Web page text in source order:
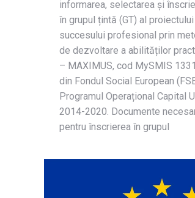
informarea, selectarea și
în grupul țintă (GT) al
succesului profesional prin
de dezvoltare a abilităților
– MAXIMUS, cod MySMIS
din Fondul Social European
Programul Operațional Capital
2014-2020. Documente
pentru înscrierea în grupul